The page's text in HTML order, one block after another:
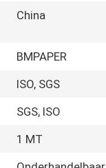
China
BMPAPER
ISO, SGS
SGS, ISO
1 MT